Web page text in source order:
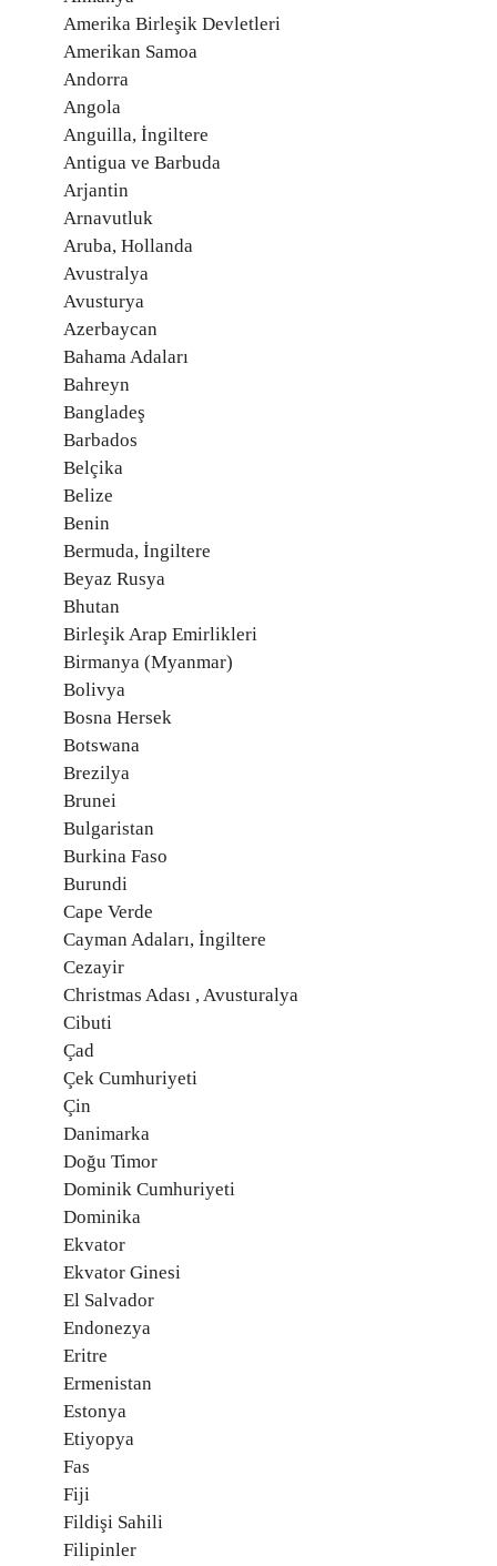
Amerika Birleşik Devletleri
Amerikan Samoa
Andorra
Angola
Anguilla, İngiltere
Antigua ve Barbuda
Arjantin
Arnavutluk
Aruba, Hollanda
Avustralya
Avusturya
Azerbaycan
Bahama Adaları
Bahreyn
Bangladeş
Barbados
Belçika
Belize
Benin
Bermuda, İngiltere
Beyaz Rusya
Bhutan
Birleşik Arap Emirlikleri
Birmanya (Myanmar)
Bolivya
Bosna Hersek
Botswana
Brezilya
Brunei
Bulgaristan
Burkina Faso
Burundi
Cape Verde
Cayman Adaları, İngiltere
Cezayir
Christmas Adası , Avusturalya
Cibuti
Çad
Çek Cumhuriyeti
Çin
Danimarka
Doğu Timor
Dominik Cumhuriyeti
Dominika
Ekvator
Ekvator Ginesi
El Salvador
Endonezya
Eritre
Ermenistan
Estonya
Etiyopya
Fas
Fiji
Fildişi Sahili
Filipinler